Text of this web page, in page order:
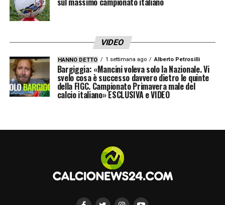
VIDEO
HANNO DETTO 1 settimana ago Alberto Petrosilli
Bargiggia: «Mancini voleva solo la Nazionale. Vi
svelo cosa è successo davvero dietro le quinte
della FIGC. Campionato Primavera male del
calcio italiano» ESCLUSIVA e VIDEO